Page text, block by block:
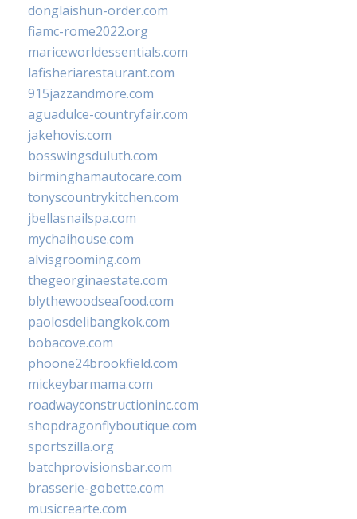
donglaishun-order.com
fiamc-rome2022.org
mariceworldessentials.com
lafisheriarestaurant.com
915jazzandmore.com
aguadulce-countryfair.com
jakehovis.com
bosswingsduluth.com
birminghamautocare.com
tonyscountrykitchen.com
jbellasnailspa.com
mychaihouse.com
alvisgrooming.com
thegeorginaestate.com
blythewoodseafood.com
paolosdelibangkok.com
bobacove.com
phoone24brookfield.com
mickeybarmama.com
roadwayconstructioninc.com
shopdragonflyboutique.com
sportszilla.org
batchprovisionsbar.com
brasserie-gobette.com
musicrearte.com